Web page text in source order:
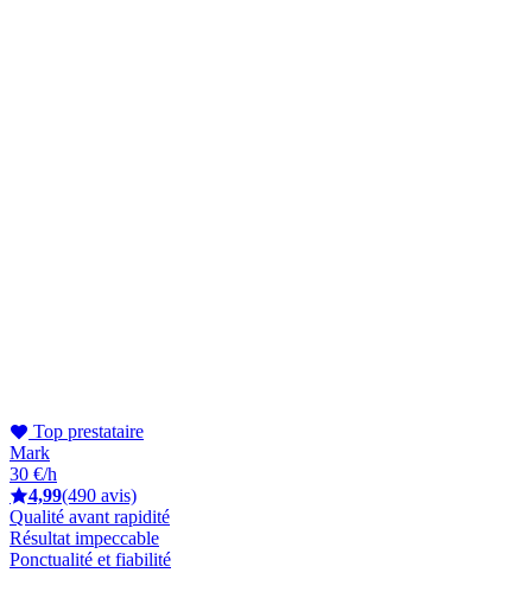
Top prestataire
Mark
30 €/h
4,99(490 avis)
Qualité avant rapidité
Résultat impeccable
Ponctualité et fiabilité